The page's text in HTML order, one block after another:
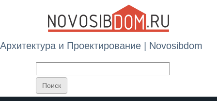
Архитектура и Проектирование | Novosibdom